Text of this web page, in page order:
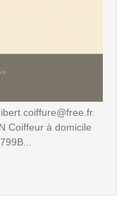
Coiffeur à domicile